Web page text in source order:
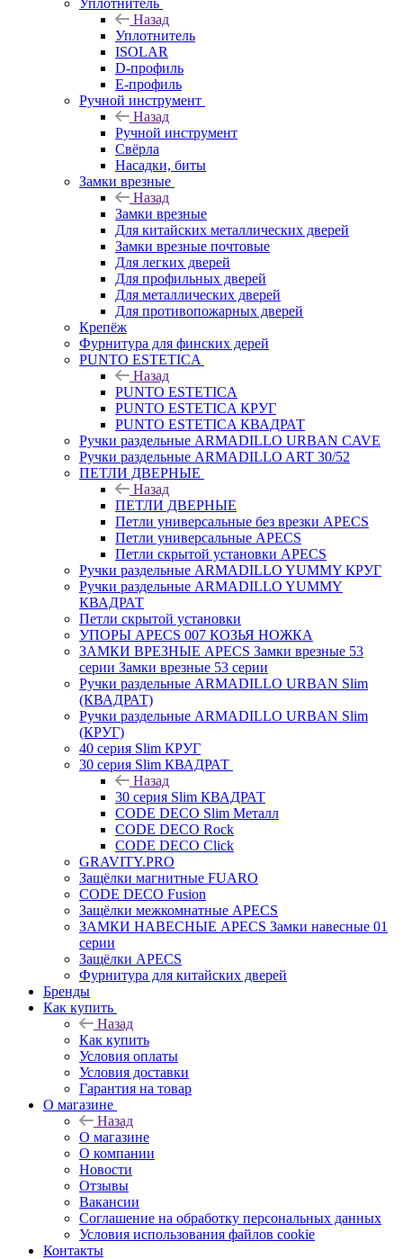
Уплотнитель
Назад
Уплотнитель
ISOLAR
D-профиль
Е-профиль
Ручной инструмент
Назад
Ручной инструмент
Свёрла
Насадки, биты
Замки врезные
Назад
Замки врезные
Для китайских металлических дверей
Замки врезные почтовые
Для легких дверей
Для профильных дверей
Для металлических дверей
Для противопожарных дверей
Крепёж
Фурнитура для финских дерей
PUNTO ESTETICA
Назад
PUNTO ESTETICA
PUNTO ESTETICA КРУГ
PUNTO ESTETICA КВАДРАТ
Ручки раздельные ARMADILLO URBAN CAVE
Ручки раздельные ARMADILLO ART 30/52
ПЕТЛИ ДВЕРНЫЕ
Назад
ПЕТЛИ ДВЕРНЫЕ
Петли универсальные без врезки APECS
Петли универсальные APECS
Петли скрытой установки APECS
Ручки раздельные ARMADILLO YUMMY КРУГ
Ручки раздельные ARMADILLO YUMMY
КВАДРАТ
Петли скрытой установки
УПОРЫ APECS 007 КОЗЬЯ НОЖКА
ЗАМКИ ВРЕЗНЫЕ APECS Замки врезные 53
серии Замки врезные 53 серии
Ручки раздельные ARMADILLO URBAN Slim
(КВАДРАТ)
Ручки раздельные ARMADILLO URBAN Slim
(КРУГ)
40 серия Slim КРУГ
30 серия Slim КВАДРАТ
Назад
30 серия Slim КВАДРАТ
CODE DECO Slim Металл
CODE DECO Rock
CODE DECO Click
GRAVITY.PRO
Защёлки магнитные FUARO
CODE DECO Fusion
Защёлки межкомнатные APECS
ЗАМКИ НАВЕСНЫЕ APECS Замки навесные 01
серии
Защёлки APECS
Фурнитура для китайских дверей
Бренды
Как купить
Назад
Как купить
Условия оплаты
Условия доставки
Гарантия на товар
О магазине
Назад
О магазине
О компании
Новости
Отзывы
Вакансии
Соглашение на обработку персональных данных
Условия использования файлов cookie
Контакты